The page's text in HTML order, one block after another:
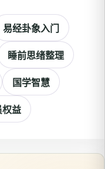
易经卦象入门
睡前思绪整理
国学智慧
权益